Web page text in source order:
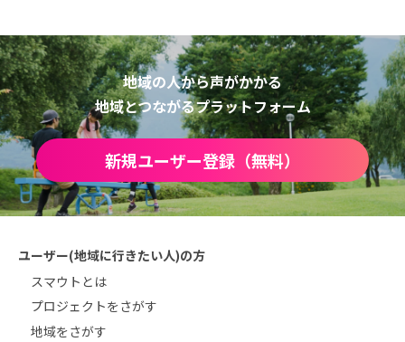
地域の人から声がかかる
地域とつながるプラットフォーム
新規ユーザー登録（無料）
ユーザー(地域に行きたい人)の方
スマウトとは
プロジェクトをさがす
地域をさがす